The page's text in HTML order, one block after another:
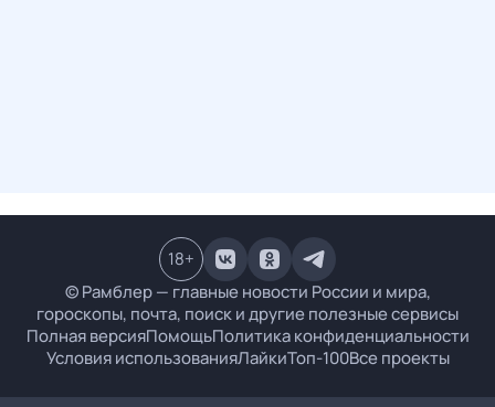
© Рамблер — главные новости России и мира,
гороскопы, почта, поиск и другие полезные сервисы
Полная версияПомощьПолитика конфиденциальности
Условия использованияЛайкиТоп-100Все проекты
18+